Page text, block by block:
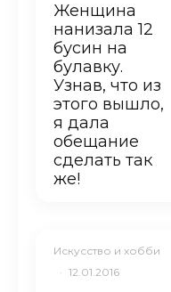
Женщина
нанизала 12
бусин на
булавку.
Узнав, что из
этого вышло,
я дала
обещание
сделать так
же!
Искусство и хобби
· 12.01.2016